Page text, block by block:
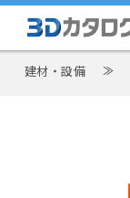
建材・設備 ≫